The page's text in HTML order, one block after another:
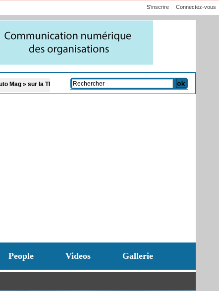
Connectez-vous
S'inscrire
Affaire Pape Cheikh Diallo et Cie : le Parquet fait appel après le non-lieu
People Videos Gallerie